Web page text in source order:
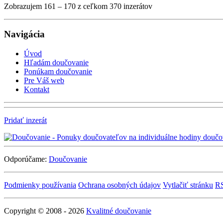
Zobrazujem 161 – 170 z ceľkom 370 inzerátov
Navigácia
Úvod
Hľadám doučovanie
Ponúkam doučovanie
Pre Váš web
Kontakt
Pridať inzerát
Odporúčame: Doučovanie
Podmienky používania Ochrana osobných údajov Vytlačiť stránku
Copyright © 2008 - 2026 Kvalitné doučovanie